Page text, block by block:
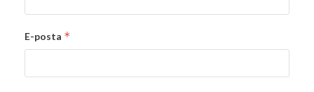
E-posta *